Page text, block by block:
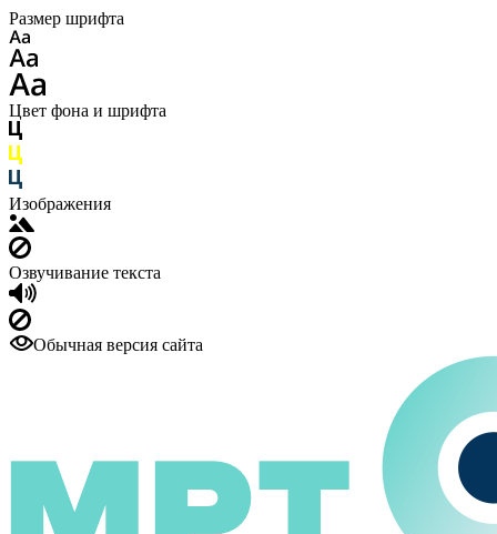
Размер шрифта
Цвет фона и шрифта
Изображения
Озвучивание текста
Обычная версия сайта